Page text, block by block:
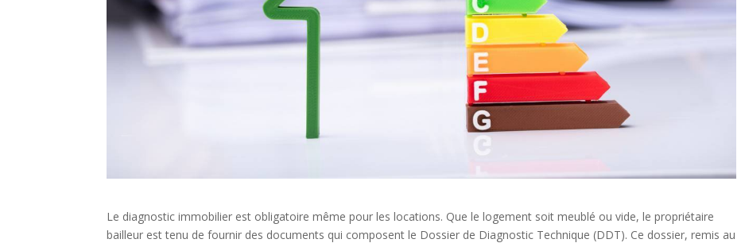
Le diagnostic immobilier est obligatoire même pour les locations. Que le logement soit meublé ou vide, le propriétaire
bailleur est tenu de fournir des documents qui composent le Dossier de Diagnostic Technique (DDT). Ce dossier, remis au